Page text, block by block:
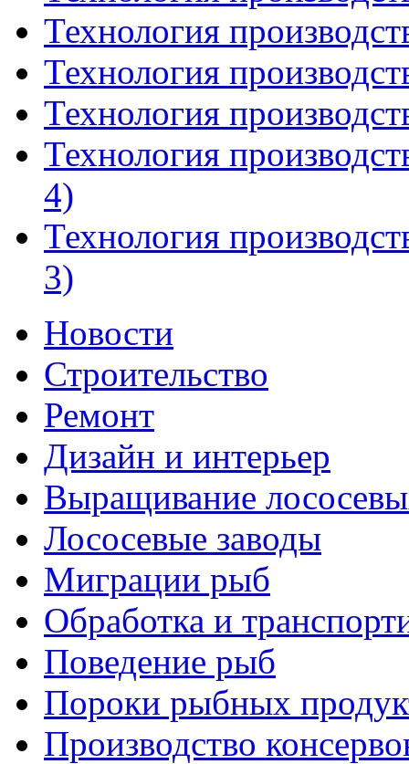
Технология
Технология
Технология
Технология
4)
Технология
3)
Новости
Строительство
Ремонт
Дизайн и интерьер
Выращивание
Лососевые заводы
Миграции рыб
Обработка и
Поведение рыб
Пороки рыбных
Производство